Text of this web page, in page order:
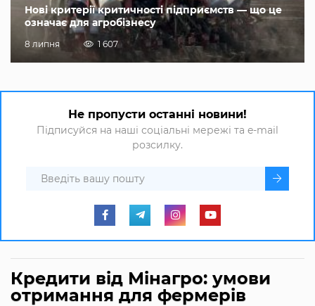
Нові критерії критичності підприємств — що це
означає для агробізнесу
8 липня 1 607
Не пропусти останні новини!
Підписуйся на наші соціальні мережі та e-mail
розсилку.
Кредити від Мінагро: умови
отримання для фермерів